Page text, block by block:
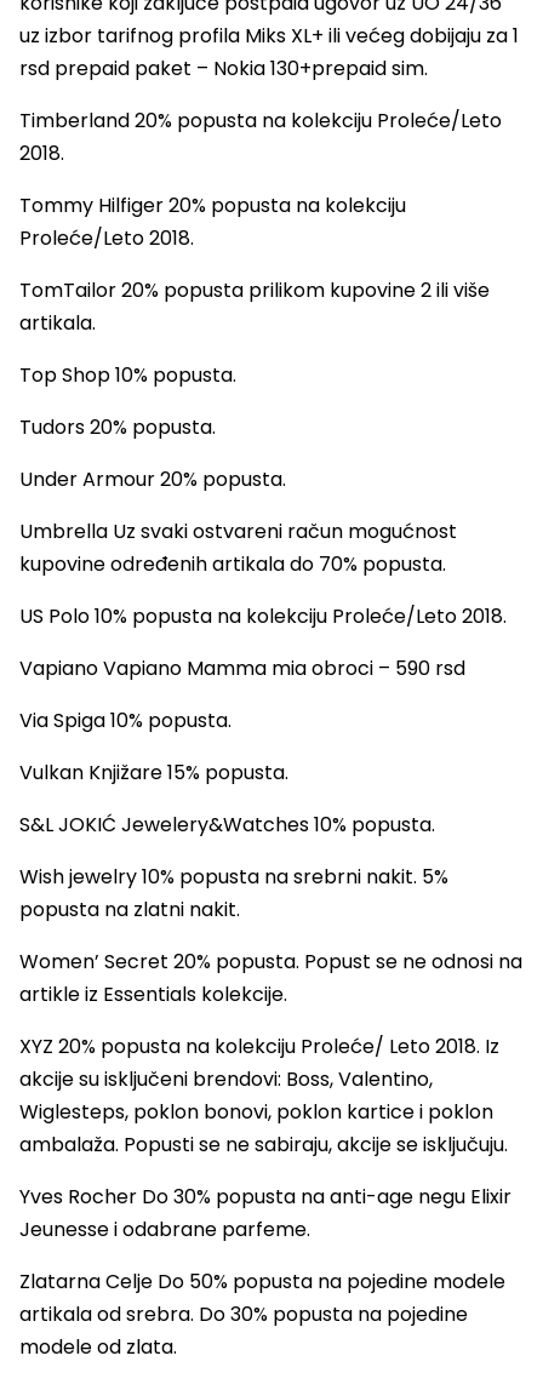
uz izbor tarifnog profila Miks XL+ ili većeg dobijaju za 1
rsd prepaid paket – Nokia 130+prepaid sim.
Timberland 20% popusta na kolekciju Proleće/Leto
2018.
Tommy Hilfiger 20% popusta na kolekciju
Proleće/Leto 2018.
TomTailor 20% popusta prilikom kupovine 2 ili više
artikala.
Top Shop 10% popusta.
Tudors 20% popusta.
Under Armour 20% popusta.
Umbrella Uz svaki ostvareni račun mogućnost
kupovine određenih artikala do 70% popusta.
US Polo 10% popusta na kolekciju Proleće/Leto 2018.
Vapiano Vapiano Mamma mia obroci – 590 rsd
Via Spiga 10% popusta.
Vulkan Knjižare 15% popusta.
S&L JOKIĆ Jewelery&Watches 10% popusta.
Wish jewelry 10% popusta na srebrni nakit. 5%
popusta na zlatni nakit.
Women’ Secret 20% popusta. Popust se ne odnosi na
artikle iz Essentials kolekcije.
XYZ 20% popusta na kolekciju Proleće/ Leto 2018. Iz
akcije su isključeni brendovi: Boss, Valentino,
Wiglesteps, poklon bonovi, poklon kartice i poklon
ambalaža. Popusti se ne sabiraju, akcije se isključuju.
Yves Rocher Do 30% popusta na anti-age negu Elixir
Jeunesse i odabrane parfeme.
Zlatarna Celje Do 50% popusta na pojedine modele
artikala od srebra. Do 30% popusta na pojedine
modele od zlata.